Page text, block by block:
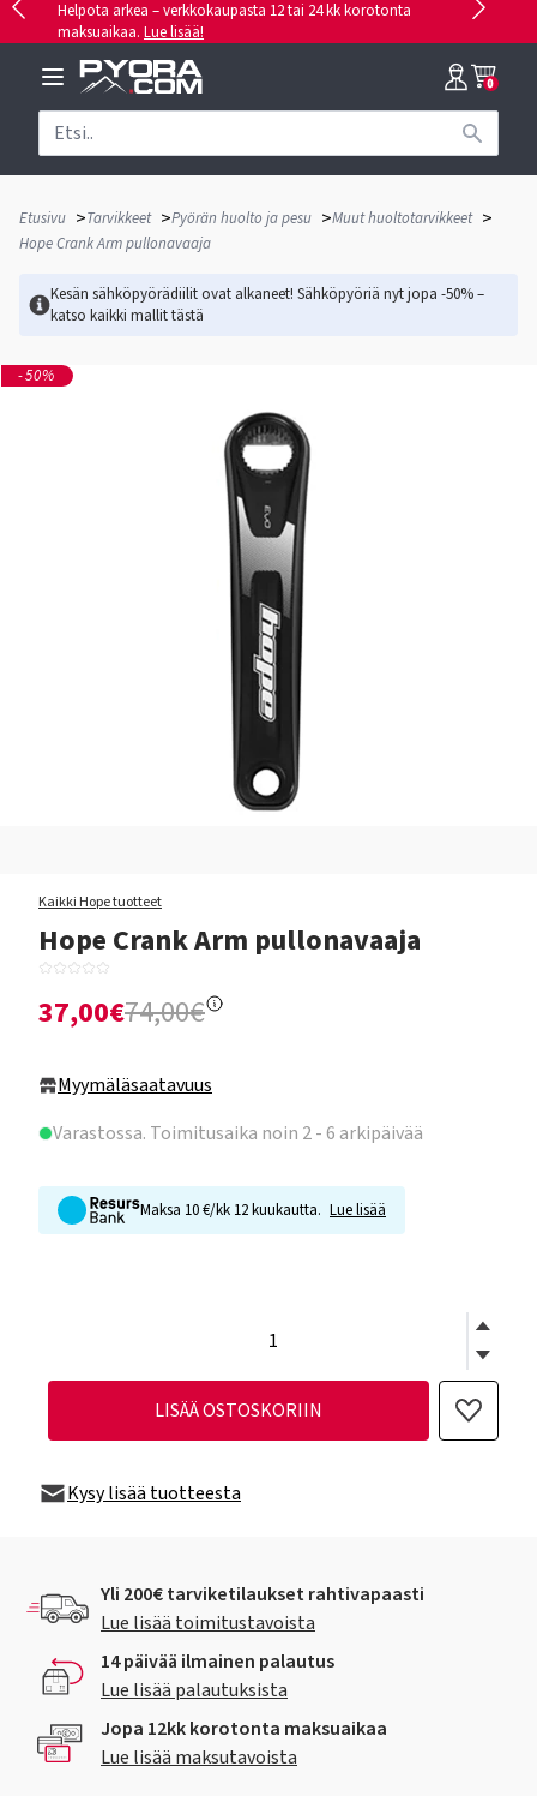
Helpota arkea – verkkokaupasta 12 tai 24 kk korotonta
maksuaikaa. Lue lisää!
0
Etusivu >Tarvikkeet >Pyörän huolto ja pesu >Muut huoltotarvikkeet >
Hope Crank Arm pullonavaaja
Kesän sähköpyörädiilit ovat alkaneet! Sähköpyöriä nyt jopa -50% –
katso kaikki mallittästä
-50%
Kaikki Hope tuotteet
Hope Crank Arm pullonavaaja
37,00€74,00€
Myymäläsaatavuus
Varastossa. Toimitusaika noin 2 - 6 arkipäivää
Maksa 10 €/kk 12 kuukautta. Lue lisää
LISÄÄ OSTOSKORIIN
Kysy lisää tuotteesta
Yli 200€ tarviketilaukset rahtivapaasti
Lue lisää toimitustavoista
14 päivää ilmainen palautus
Lue lisää palautuksista
Jopa 12kk korotonta maksuaikaa
Lue lisää maksutavoista